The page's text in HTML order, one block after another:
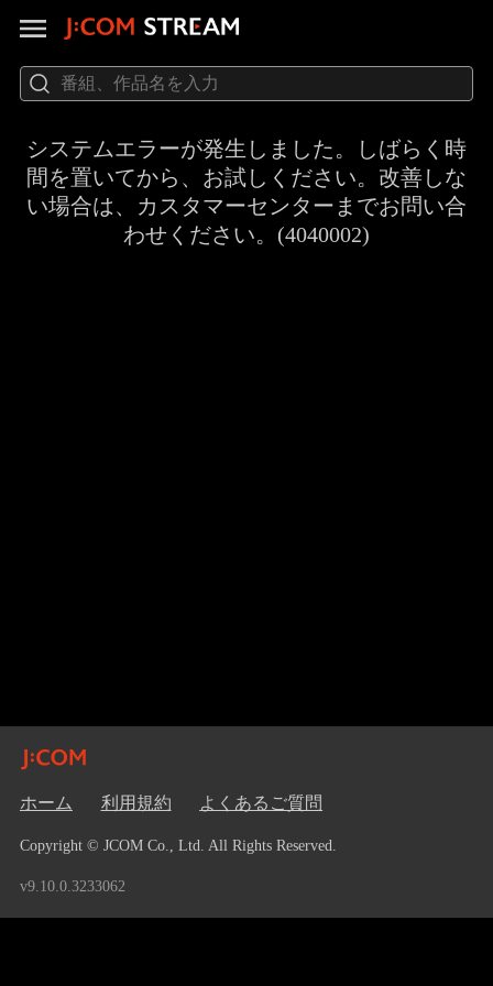
システムエラーが発生しました。しばらく時
間を置いてから、お試しください。改善しな
い場合は、カスタマーセンターまでお問い合
わせください。(4040002)
ホーム 利用規約 よくあるご質問
Copyright © JCOM Co., Ltd. All Rights Reserved.
v9.10.0.3233062